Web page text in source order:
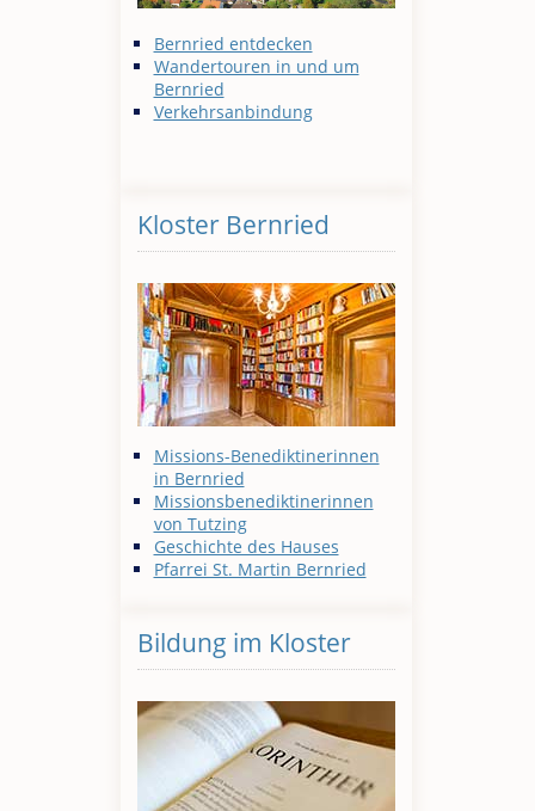
Bernried entdecken
Wandertouren in und um
Bernried
Verkehrsanbindung
Kloster Bernried
Missions-Benediktinerinnen
in Bernried
Missionsbenediktinerinnen
von Tutzing
Geschichte des Hauses
Pfarrei St. Martin Bernried
Bildung im Kloster